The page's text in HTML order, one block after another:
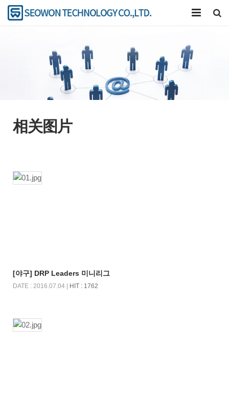
联系我们
相关图片
[야구] DRP Leaders 미니리그
DATE : 2016.07.04 | HIT : 1762